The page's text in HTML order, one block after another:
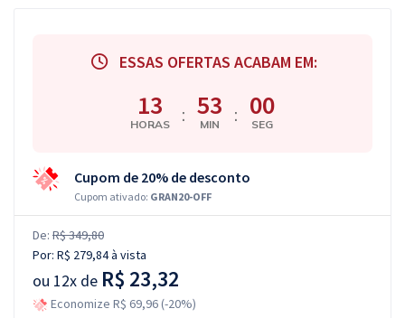
ESSAS OFERTAS ACABAM EM:
13
HORAS : 52
MIN : 59
SEG
Cupom de 20% de desconto
Cupom ativado: GRAN20-OFF
De: R$ 349,80
Por: R$ 279,84à vista
ou 12x de R$ 23,32
Economize R$ 69,96 (-20%)